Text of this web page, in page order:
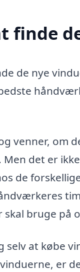
finde
de nye
venner, om
det er
de
bruge på
at købe
er